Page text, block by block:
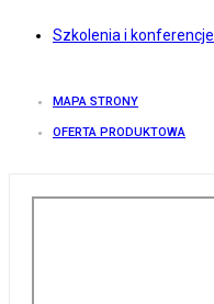
Szkolenia i konferencje
MAPA STRONY
OFERTA PRODUKTOWA